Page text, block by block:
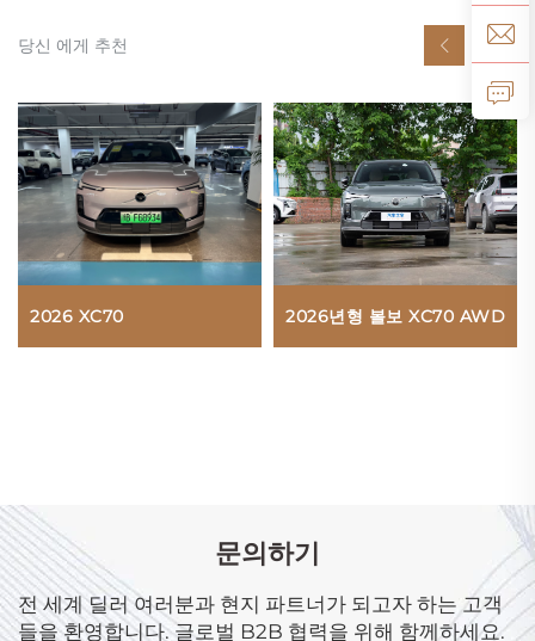
당신 에게 추천
2026 XC70 2026년형 볼보 XC70 AWD
문의하기
전 세계 딜러 여러분과 현지 파트너가 되고자 하는 고객
들을 환영합니다. 글로벌 B2B 협력을 위해 함께하세요.